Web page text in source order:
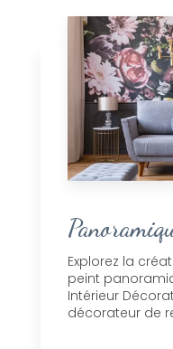
Explorez la
peint
Intérieur
décorateur de